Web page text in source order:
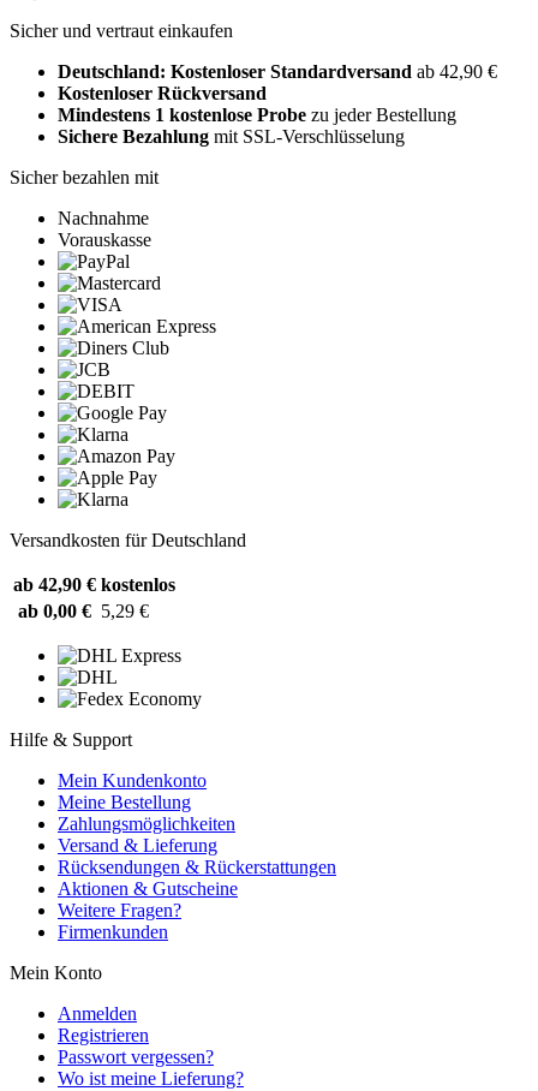
Sicher und vertraut einkaufen
Deutschland: Kostenloser Standardversand ab 42,90 €
Kostenloser Rückversand
Mindestens 1 kostenlose Probe zu jeder Bestellung
Sichere Bezahlung mit SSL-Verschlüsselung
Sicher bezahlen mit
Nachnahme
Vorauskasse
Versandkosten für Deutschland
ab 42,90 € kostenlos
ab 0,00 € 5,29 €
Hilfe & Support
Mein Kundenkonto
Meine Bestellung
Zahlungsmöglichkeiten
Versand & Lieferung
Rücksendungen & Rückerstattungen
Aktionen & Gutscheine
Weitere Fragen?
Firmenkunden
Mein Konto
Anmelden
Registrieren
Passwort vergessen?
Wo ist meine Lieferung?